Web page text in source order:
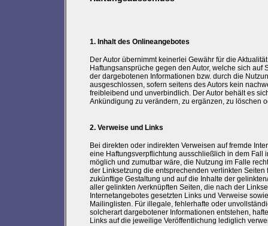
1. Inhalt des Onlineangebotes
Der Autor übernimmt keinerlei Gewähr für die
Haftungsansprüche gegen den Autor, welche sich
der dargebotenen Informationen bzw. durch die
ausgeschlossen, sofern seitens des Autors kein
freibleibend und unverbindlich. Der Autor behält es
Ankündigung zu verändern, zu ergänzen, zu löschen
2. Verweise und Links
Bei direkten oder indirekten Verweisen auf fremde
eine Haftungsverpflichtung ausschließlich in dem Fall
möglich und zumutbar wäre, die Nutzung im Falle
der Linksetzung die entsprechenden verlinkten
zukünftige Gestaltung und auf die Inhalte der
aller gelinkten /verknüpften Seiten, die nach der
Internetangebotes gesetzten Links und Verweise
Mailinglisten. Für illegale, fehlerhafte oder
solcherart dargebotener Informationen entstehen,
Links auf die jeweilige Veröffentlichung lediglich